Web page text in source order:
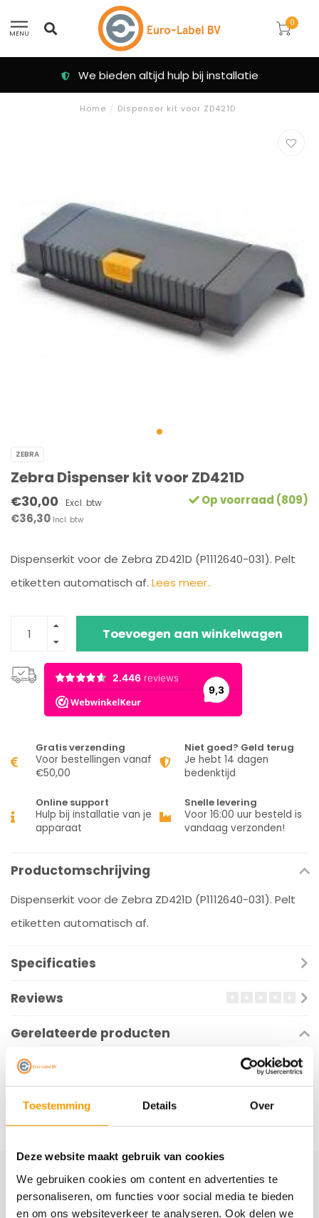
Toestemming Details Over
Deze website maakt gebruik van cookies
We gebruiken cookies om content en advertenties te
personaliseren, om functies voor social media te bieden
en om ons websiteverkeer te analyseren. Ook delen we
MENU
0
We bieden altijd hulp bij installatie
Home / Dispenser kit voor ZD421D
ZEBRA
Zebra Dispenser kit voor ZD421D
€30,00 Excl. btw
€36,30 Incl. btw
Op voorraad (809)
Dispenserkit voor de Zebra ZD421D (P1112640-031). Pelt
etiketten automatisch af. Lees meer..
Toevoegen aan winkelwagen
Gratis verzending
Voor bestellingen vanaf
€50,00
Niet goed? Geld terug
Je hebt 14 dagen
bedenktijd
Online support
Hulp bij installatie van je
apparaat
Snelle levering
Voor 16:00 uur besteld is
vandaag verzonden!
Productomschrijving
Dispenserkit voor de Zebra ZD421D (P1112640-031). Pelt
etiketten automatisch af.
Specificaties
Reviews
Gerelateerde producten
Schrijf je hier in voor onze nieuwsbrief
Ontvang onze nieuwste aanbiedingen en